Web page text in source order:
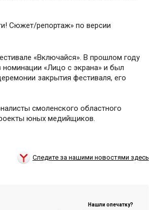
Сюжет/репортаж» по версии
«Включайся». В прошлом году
«Лицо с экрана» и был
закрытия фестиваля, его
смоленского областного
юных медийщиков.
Следите за нашими новостями здесь
Нашли опечатку?